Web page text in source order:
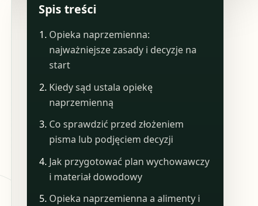
Spis treści
Opieka naprzemienna:
najważniejsze zasady i decyzje na
start
Kiedy sąd ustala opiekę
naprzemienną
Co sprawdzić przed złożeniem
pisma lub podjęciem decyzji
Jak przygotować plan wychowawczy
i materiał dowodowy
Opieka naprzemienna a alimenty i